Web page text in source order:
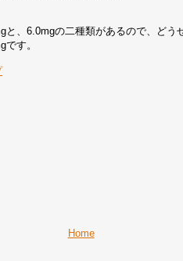
、6.0mgの二種類があるので、ど
す。
Home